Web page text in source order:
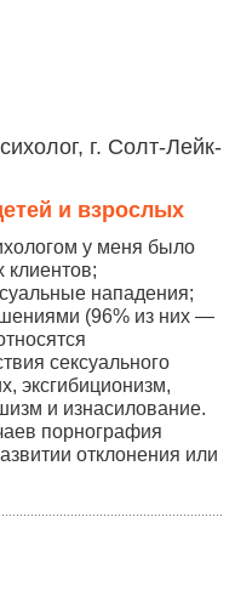
г. Солт-Лейк-
и взрослых
у меня было
клиентов;
нападения;
(96% из них —
сексуального
эксгибиционизм,
и изнасилование.
порнография
отклонения или